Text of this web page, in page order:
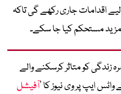
اقدامات جاری رکھے گی تاکہ
مزید مستحکم کیا جا سکے۔
زندگی کو متاثر کرسکنے والے
ایپ پر وی نیوز کا ’آفیشل